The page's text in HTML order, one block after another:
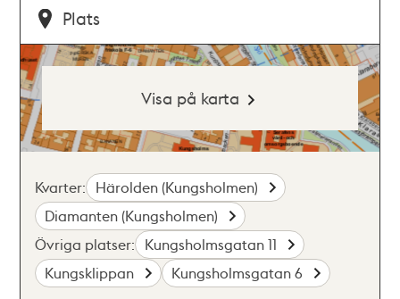
Plats
Visa på karta
Kvarter: Härolden (Kungsholmen)
Diamanten (Kungsholmen)
Övriga platser: Kungsholmsgatan 11
Kungsklippan
Kungsholmsgatan 6